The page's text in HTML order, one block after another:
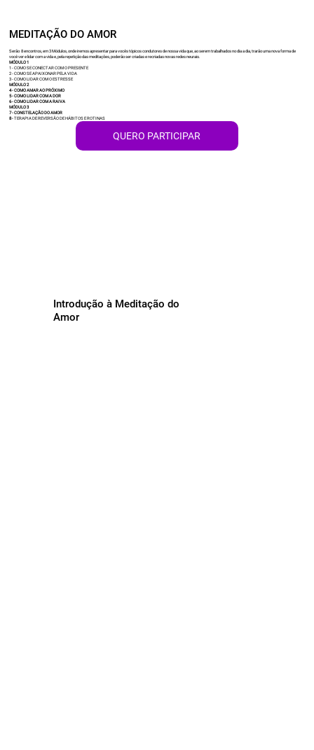
MEDITAÇÃO DO AMOR
Serão 8 encontros, em 3 Módulos, onde iremos apresentar para vocês tópicos condutores de nossa vida que, ao serem trabalhados no dia a dia, trarão uma nova forma de
você ver e lidar com a vida e, pela repetição das meditações, poderão ser criadas e recriadas novas redes neurais.
MÓDULO 1
1 - COMO SE CONECTAR COM O PRESENTE
2 - COMO SE APAIXONAR PELA VIDA
3 - COMO LIDAR COM O ESTRESSE
MÓDULO 2
4 - COMO AMAR AO PRÓXIMO
5 - COMO LIDAR COM A DOR
6 - COMO LIDAR COM A RAIVA
MÓDULO 3
7 - CONSTELAÇÃO DO AMOR
8 -TERAPIA DE REVERSÃO DE HÁBITOS E ROTINAS
QUERO PARTICIPAR
Introdução à Meditação do
Amor